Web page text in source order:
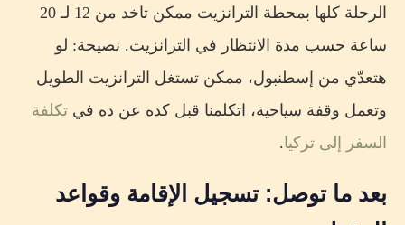
الرحلة كلها بمحطة الترانزيت ممكن تاخد من 12 لـ 20
ساعة حسب مدة الانتظار في الترانزيت. نصيحة: لو
هتعدّي من إسطنبول، ممكن تستغل الترانزيت الطويل
وتعمل وقفة سياحية، اتكلمنا قبل كده عن ده في تكلفة
السفر إلى تركيا.
بعد ما توصل: تسجيل الإقامة وقواعد